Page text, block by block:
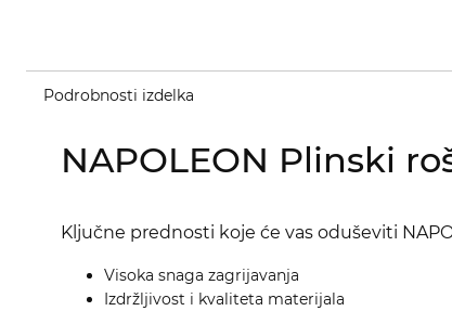
Podrobnosti izdelka
NAPOLEON Plinski
Ključne prednosti koje će vas oduševiti
Visoka snaga zagrijavanja
Izdržljivost i kvaliteta materijala